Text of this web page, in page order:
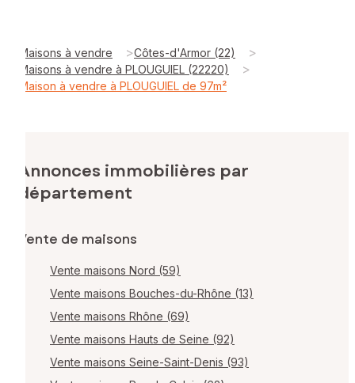
Maisons à vendre >Côtes-d'Armor (22) >
Maisons à vendre à PLOUGUIEL (22220) >
Maison à vendre à PLOUGUIEL de 97m²
Annonces immobilières par
département
Vente de maisons
Vente maisons Nord (59)
Vente maisons Bouches-du-Rhône (13)
Vente maisons Rhône (69)
Vente maisons Hauts de Seine (92)
Vente maisons Seine-Saint-Denis (93)